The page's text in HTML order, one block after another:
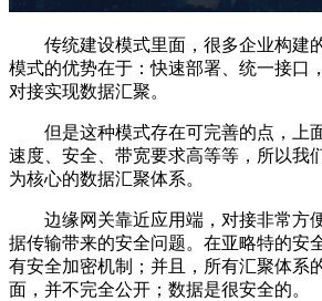
传统建设模式里面，很多企业构建
模式的优势在于：快速部署、统一接口
对接实现数据汇聚。
但是这种模式存在可完善的点，上
速度、安全、带宽要求高等等，所以我
为核心的数据汇聚体系。
边缘网关靠近应用端，对接非常方
据传输带来的安全问题。在亚略特的安
有安全加密机制；并且，所有汇聚体系
面，并不完全公开；数据是很安全的。